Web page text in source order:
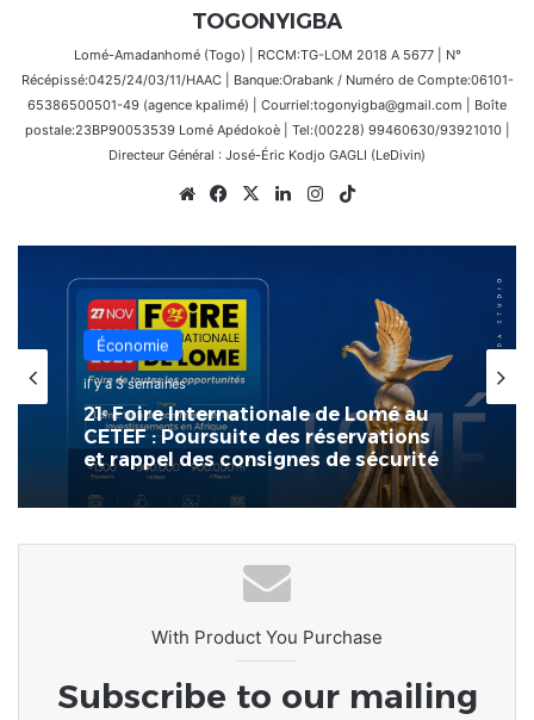
TOGONYIGBA
Lomé-Amadanhomé (Togo) | RCCM:TG-LOM 2018 A 5677 | N°
Récépissé:0425/24/03/11/HAAC | Banque:Orabank / Numéro de Compte:06101-
65386500501-49 (agence kpalimé) | Courriel:togonyigba@gmail.com | Boîte
postale:23BP90053539 Lomé Apédokoè | Tel:(00228) 99460630/93921010 |
Directeur Général : José-Éric Kodjo GAGLI (LeDivin)
WebsiteFacebook
X LinkedinInstagram
Économie
il y a 3 semaines
21ᵉ Foire Internationale de Lomé au
CETEF : Poursuite des réservations
et rappel des consignes de sécurité
With Product You Purchase
Subscribe to our mailing